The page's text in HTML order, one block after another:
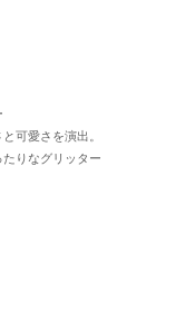
可愛さを演出。
りなグリッター